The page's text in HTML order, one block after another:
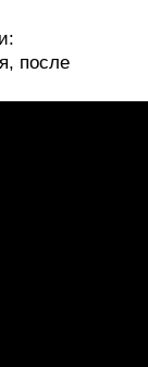
после